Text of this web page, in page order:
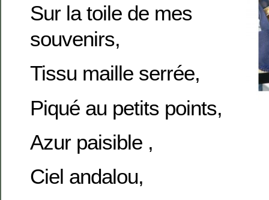
Sur la toile de mes
souvenirs,
Tissu maille serrée,
Piqué au petits points,
Azur paisible ,
Ciel andalou,